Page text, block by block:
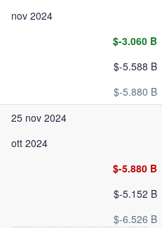
nov 2024
$-3.060 B
$-5.588 B
$-5.880 B
25 nov 2024
ott 2024
$-5.880 B
$-5.152 B
$-6.526 B